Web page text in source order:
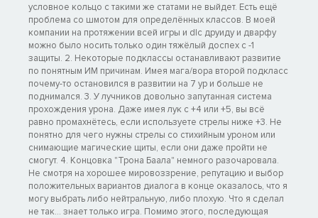
условное кольцо с такими же статами не выйдет. Есть ещё
проблема со шмотом для определённых классов. В моей
компании на протяжении всей игры и dlc друиду и дварфу
можно было носить только один тяжёлый доспех с -1
защиты. 2. Некоторые подклассы останавливают развитие
по понятным ИМ причинам. Имея мага/вора второй подкласс
почему-то остановился в развитии на 7 ур и больше не
поднимался. 3. У лучников довольно запутанная система
прохождения урона. Даже имея лук с +4 или +5, вы всё
равно промахнётесь, если используете стрелы ниже +3. Не
понятно для чего нужны стрелы со стихийным уроном или
снимающие магические щиты, если они даже пройти не
смогут. 4. Концовка "Трона Баала" немного разочаровала.
Не смотря на хорошее мировоззрение, репутацию и выбор
положительных вариантов диалога в конце оказалось, что я
могу выбрать либо нейтральную, либо плохую. Что я сделал
не так… знает только игра. Помимо этого, последующая